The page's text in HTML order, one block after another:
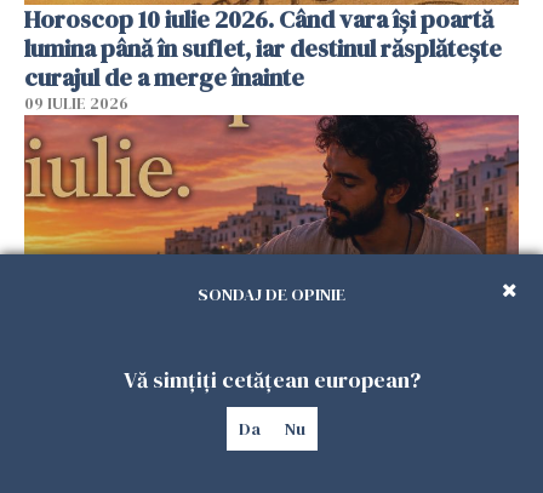
Horoscop 10 iulie 2026. Când vara își poartă
lumina până în suflet, iar destinul răsplătește
curajul de a merge înainte
09 IULIE 2026
Horoscop 9 iulie 2026. Ziua în care cerul îți
amintește că destinul se schimbă prin alegeri
SONDAJ DE OPINIE
Vă simțiți cetățean european?
Da Nu